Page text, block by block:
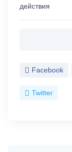
действия
Facebook
Twitter